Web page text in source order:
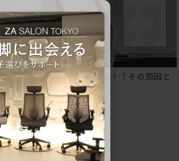
椅子に座っているのに疲れる！？その原因と
疲れにくいチェアの選び方